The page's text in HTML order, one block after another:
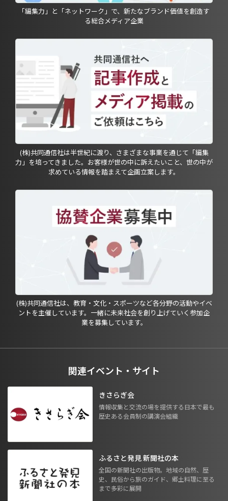
「編集力」と「ネットワーク」で、新たなブランド価値を創造す
る総合メディア企業
(株)共同通信社は半世紀に渡り、さまざまな事業を通じて「編集
力」を培ってきました。お客様が世の中に訴えたいこと、世の中が
求めている情報を踏まえて企画立案します。
(株)共同通信社は、教育・文化・スポーツなど各分野の活動やイベ
ントを主催しています。一緒に未来社会を創り上げていく参加企
業を募集しています。
関連イベント・サイト
きさらぎ会
情報収集と交流の場を提供する日本で最も
歴史ある会員制の講演会組織
ふるさと発見 新聞社の本
全国の新聞社の出版物。地域の自然、歴
史、民俗から旅のガイド、郷土料理に至る
まで多彩に展開